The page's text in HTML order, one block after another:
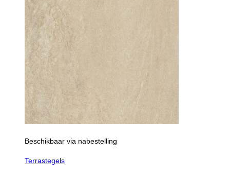
Beschikbaar via nabestelling
Terrastegels